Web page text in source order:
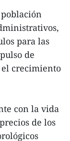
para las
de
crecimiento
con la vida
de los